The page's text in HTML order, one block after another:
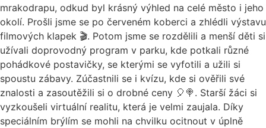
mrakodrapu, odkud byl krásný výhled na celé město i jeho
okolí. Prošli jsme se po červeném koberci a zhlédli výstavu
filmových klapek 🎬. Potom jsme se rozdělili a menší děti si
užívali doprovodný program v parku, kde potkali různé
pohádkové postavičky, se kterými se vyfotili a užili si
spoustu zábavy. Zúčastnili se i kvízu, kde si ověřili své
znalosti a zasoutěžili si o drobné ceny 🎈🍭. Starší žáci si
vyzkoušeli virtuální realitu, která je velmi zaujala. Díky
speciálním brýlím se mohli na chvilku ocitnout v úplně